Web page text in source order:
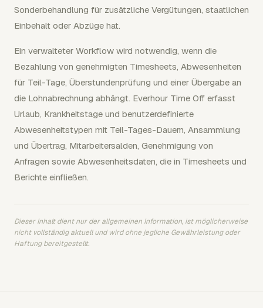
Sonderbehandlung für zusätzliche Vergütungen, staatlichen
Einbehalt oder Abzüge hat.
Ein verwalteter Workflow wird notwendig, wenn die
Bezahlung von genehmigten Timesheets, Abwesenheiten
für Teil-Tage, Überstundenprüfung und einer Übergabe an
die Lohnabrechnung abhängt. Everhour Time Off erfasst
Urlaub, Krankheitstage und benutzerdefinierte
Abwesenheitstypen mit Teil-Tages-Dauern, Ansammlung
und Übertrag, Mitarbeitersalden, Genehmigung von
Anfragen sowie Abwesenheitsdaten, die in Timesheets und
Berichte einfließen.
Dieser Inhalt dient nur der allgemeinen Information, ist möglicherweise
nicht vollständig aktuell und wird ohne jegliche Gewährleistung oder
Haftung bereitgestellt.